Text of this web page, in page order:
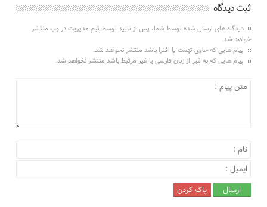
ثبت دیدگاه
دیدگاه های ارسال شده توسط شما، پس از تایید توسط تیم مدیریت در وب منتشر
خواهد شد.
پیام هایی که حاوی تهمت یا افترا باشد منتشر نخواهد شد.
پیام هایی که به غیر از زبان فارسی یا غیر مرتبط باشد منتشر نخواهد شد.